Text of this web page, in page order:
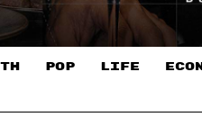
POP LIFE